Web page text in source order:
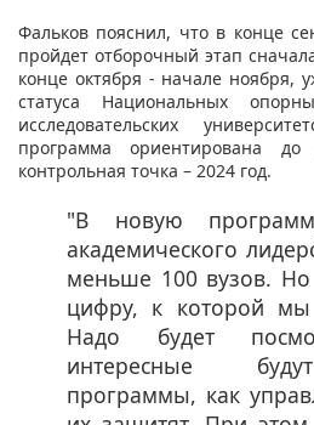
Фальков пояснил, что в конце
пройдет отборочный этап
конце октября - начале ноября,
статуса Национальных
исследовательских
программа ориентирована
контрольная точка – 2024 год.
"В новую программу
академического
меньше 100 вузов.
цифру, к которой мы
Надо будет
интересные
программы, как